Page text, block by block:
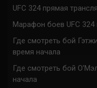
UFC 324 прямая
Марафон боев UFC 324
Где смотреть бой
время начала
Где смотреть бой
начала